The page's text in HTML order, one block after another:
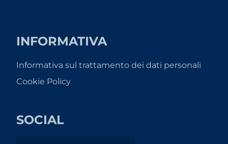
INFORMATIVA
Informativa sul trattamento dei dati personali
Cookie Policy
SOCIAL